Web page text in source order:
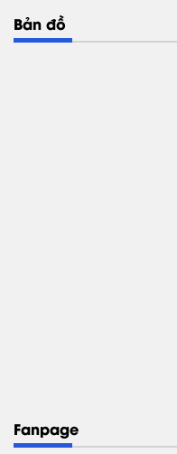
Bản đồ
Fanpage